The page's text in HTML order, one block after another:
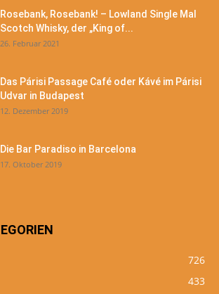
Rosebank, Rosebank! – Lowland Single Mal
Scotch Whisky, der „King of...
26. Februar 2021
Das Párisi Passage Café oder Kávé im Párisi
Udvar in Budapest
12. Dezember 2019
Die Bar Paradiso in Barcelona
17. Oktober 2019
726
433